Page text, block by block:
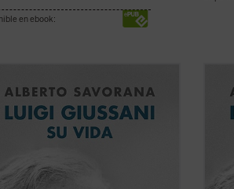
en ebook:
comienzos de los años cincuenta, un
sacerdote italiano se da cuenta de
la gran mayoría de los jóvenes con
que se encuentra, pertenecientes a
sociedad aparentemente cristiana,
es el ... (ver ficha)
A
los